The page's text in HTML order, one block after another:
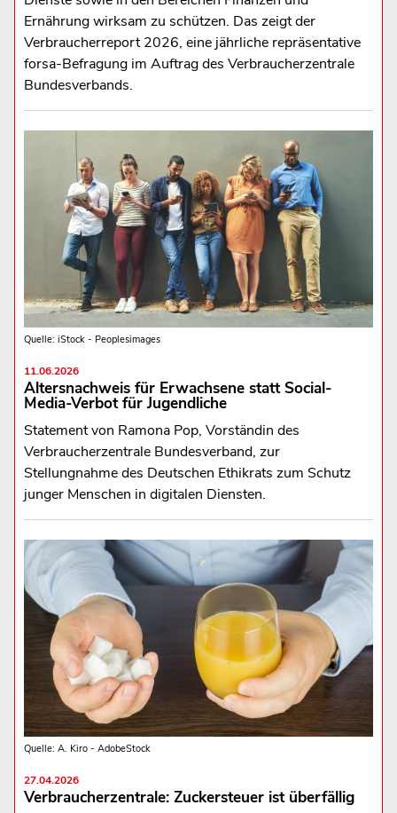
Ernährung wirksam zu schützen. Das zeigt der
Verbraucherreport 2026, eine jährliche repräsentative
forsa-Befragung im Auftrag des Verbraucherzentrale
Bundesverbands.
Quelle: iStock - Peoplesimages
11.06.2026
Altersnachweis für Erwachsene statt Social-
Media-Verbot für Jugendliche
Statement von Ramona Pop, Vorständin des
Verbraucherzentrale Bundesverband, zur
Stellungnahme des Deutschen Ethikrats zum Schutz
junger Menschen in digitalen Diensten.
Quelle: A. Kiro - AdobeStock
27.04.2026
Verbraucherzentrale: Zuckersteuer ist überfällig